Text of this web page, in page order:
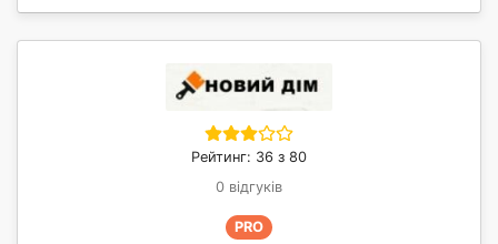
Рейтинг: 36 з 80
0 відгуків
PRO